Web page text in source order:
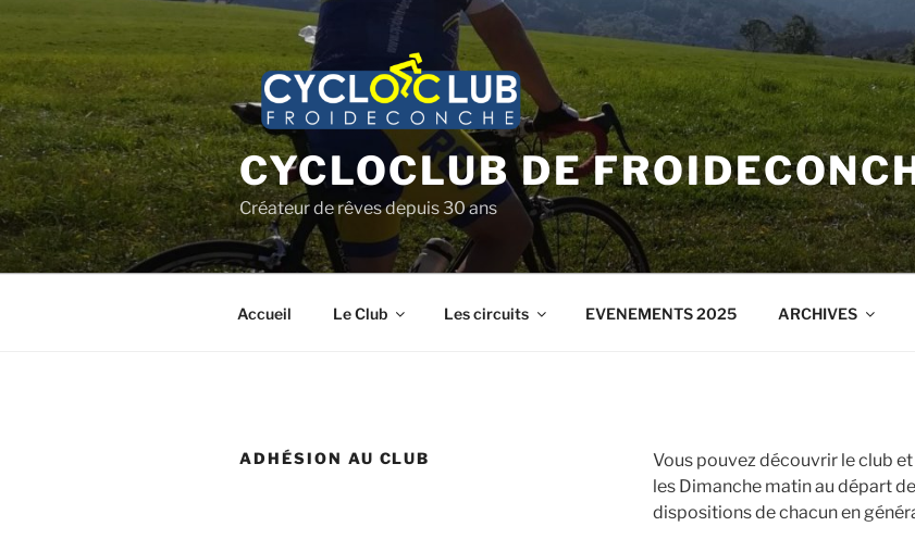
contenu
principal
CYCLOCLUB DE
Créateur de rêves depuis 30 ans
Accueil Le Club Les circuits EVENEMENTS 2025 ARCHIVES
ADHÉSION AU CLUB
Vous pouvez découvrir le club
les Dimanche matin au départ
dispositions de chacun en